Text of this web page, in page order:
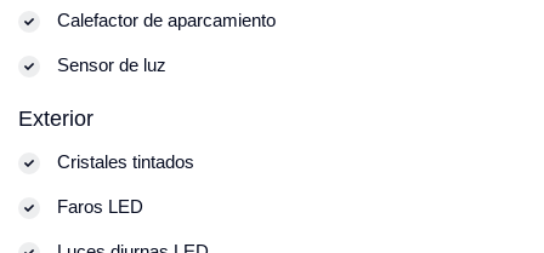
Calefactor de aparcamiento
Sensor de luz
Exterior
Cristales tintados
Faros LED